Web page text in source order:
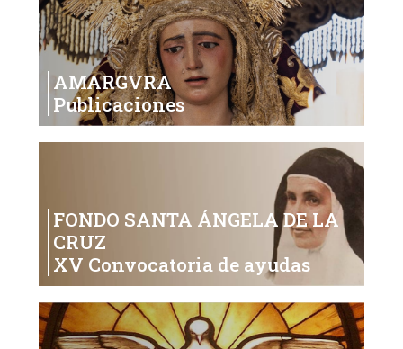
AMARGVRA
Publicaciones
FONDO SANTA ÁNGELA DE LA
CRUZ
XV Convocatoria de ayudas